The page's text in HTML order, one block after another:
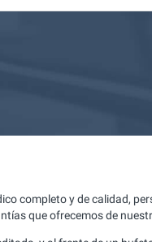
completo y de calidad,
que ofrecemos de